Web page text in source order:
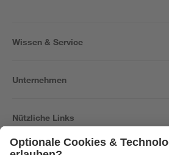
Wissen & Service
Unternehmen
Nützliche Links